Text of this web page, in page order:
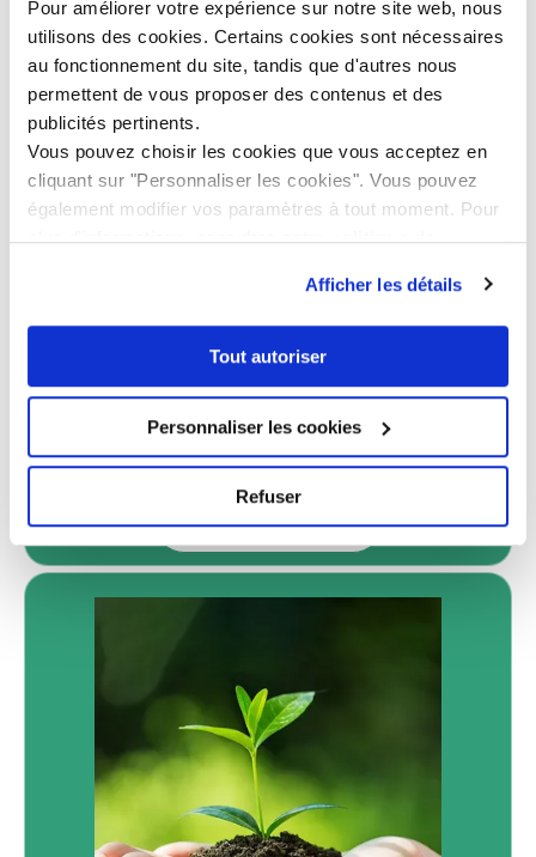
Pour améliorer votre expérience sur notre site web, nous
utilisons des cookies. Certains cookies sont nécessaires
au fonctionnement du site, tandis que d'autres nous
permettent de vous proposer des contenus et des
publicités pertinents.
Vous pouvez choisir les cookies que vous acceptez en
cliquant sur "Personnaliser les cookies". Vous pouvez
également modifier vos paramètres à tout moment. Pour
plus d'informations, consultez notrepolitique de
Afficher les détails
Tout autoriser
Personnaliser les cookies
Refuser
Initiation musciale (Jacques-Dalcroze)
Découvrir